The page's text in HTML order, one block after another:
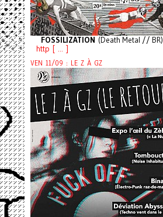
FOSSILIZATION (Death Metal // BR)
http [ ... ]
VEN 11/09 : LE Z À GZ